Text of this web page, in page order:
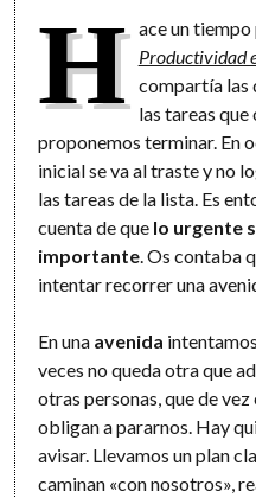
H ace un
Productividad
compartía las
las tareas
proponemos terminar. En
inicial se va al traste y no
las tareas de la lista. Es
cuenta de que lo urgente
importante. Os contaba
intentar recorrer una
En una avenida
veces no queda otra que
otras personas, que de vez
obligan a pararnos. Hay
avisar. Llevamos un plan
caminan «con nosotros»,